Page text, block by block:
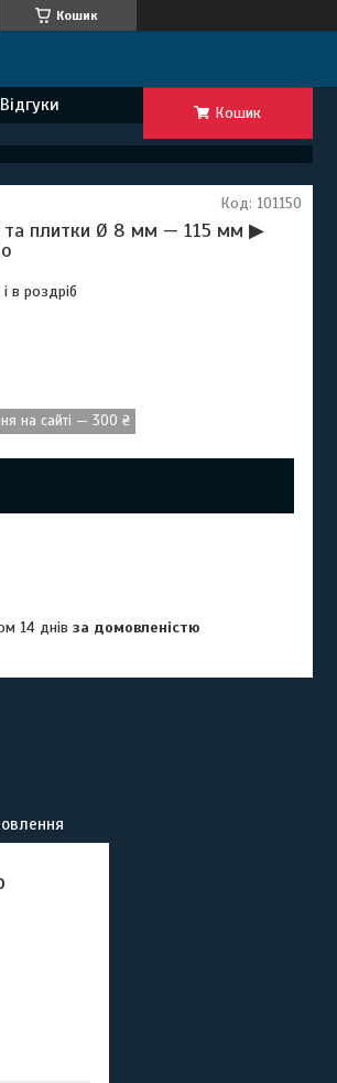
Кошик
Відгуки Кошик
та плитки Ø 8 мм — 115 мм ▶
в роздріб
Код: 101150
на сайті — 300 ₴
14 днівза домовленістю